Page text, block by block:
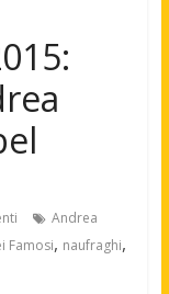
Andrea
Famosi, naufraghi,